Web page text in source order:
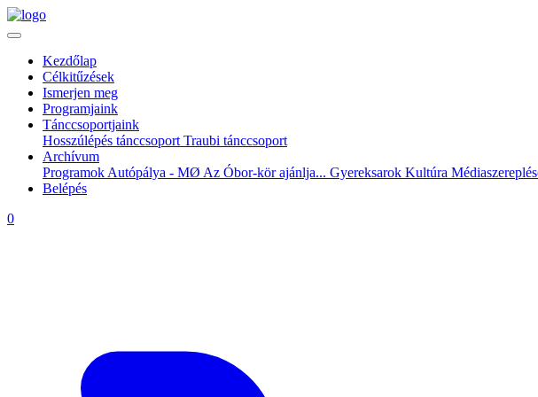
Kezdőlap
Célkitűzések
Ismerjen meg
Programjaink
Tánccsoportjaink
Hosszúlépés tánccsoport Traubi tánccsoport
Archívum
Programok Autópálya - MØ Az Óbor-kör ajánlja... Gyereksarok Kultúra
Belépés
0